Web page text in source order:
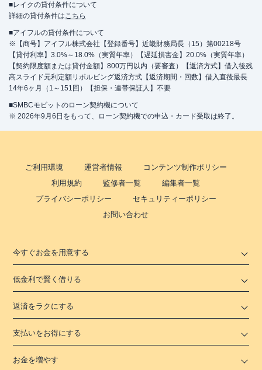
■レイクの貸付条件について
詳細の貸付条件はこちら
■アイフルの貸付条件について
※【商号】アイフル株式会社【登録番号】近畿財務局長（15）第00218号
【貸付利率】3.0%～18.0%（実質年率）【遅延損害金】20.0%（実質年率）
【契約限度額または貸付金額】800万円以内（要審査）【返済方式】借入後残
高スライド元利定額リボルビング返済方式【返済期間・回数】借入直後最長
14年6ヶ月（1～151回）【担保・連帯保証人】不要
■SMBCモビットのローン契約機について
※ 2026年9月6日をもって、ローン契約機での申込・カード受取は終了。
ご利用環境 運営者情報
コンテンツ制作ポリシー
利用規約
監修者一覧
編集者一覧
プライバシーポリシー
セキュリティーポリシー
お問い合わせ
今すぐお金を用意する
低金利で賢く借りる
返済をラクにする
支払いをお得にする
お金を増やす